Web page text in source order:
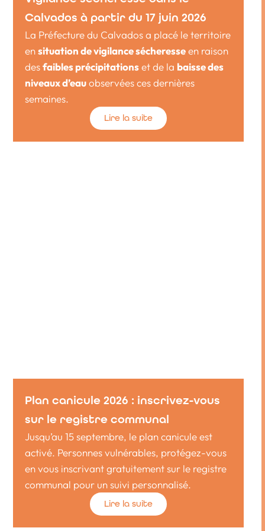
Calvados à partir du 17 juin 2026
La Préfecture du Calvados a placé le territoire
ensituation de vigilance sécheresseen raison
desfaibles précipitationset de la baisse des
niveaux d’eauobservées ces dernières
semaines.
Lire la suite
Plan canicule 2026 : inscrivez-vous
sur le registre communal
Jusqu’au 15 septembre, le plan canicule est
activé. Personnes vulnérables, protégez-vous
en vous inscrivant gratuitement sur le registre
communal pour un suivi personnalisé.
Lire la suite